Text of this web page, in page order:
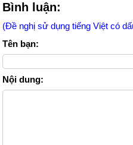
Bình luận:
(Đề nghị sử dụng tiếng Việt có
Tên bạn:
Nội dung: